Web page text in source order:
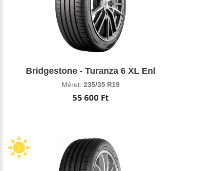
Bridgestone - Turanza 6 XL Enl
Méret: 235/35 R19
55 600 Ft